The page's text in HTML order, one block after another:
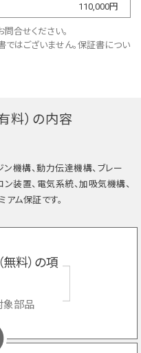
110,000円
合せください。
はございません。保証書につい
料）の内容
機構、動力伝達機構、ブレー
装置、電気系統、加吸気機構、
ム保証です。
料）の項
象部品